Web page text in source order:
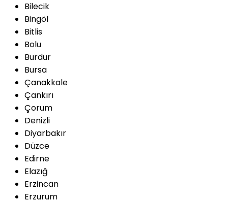
Bilecik
Bingöl
Bitlis
Bolu
Burdur
Bursa
Çanakkale
Çankırı
Çorum
Denizli
Diyarbakır
Düzce
Edirne
Elazığ
Erzincan
Erzurum